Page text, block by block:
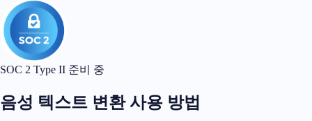
SOC 2 Type II 준비 중
음성 텍스트 변환 사용 방법